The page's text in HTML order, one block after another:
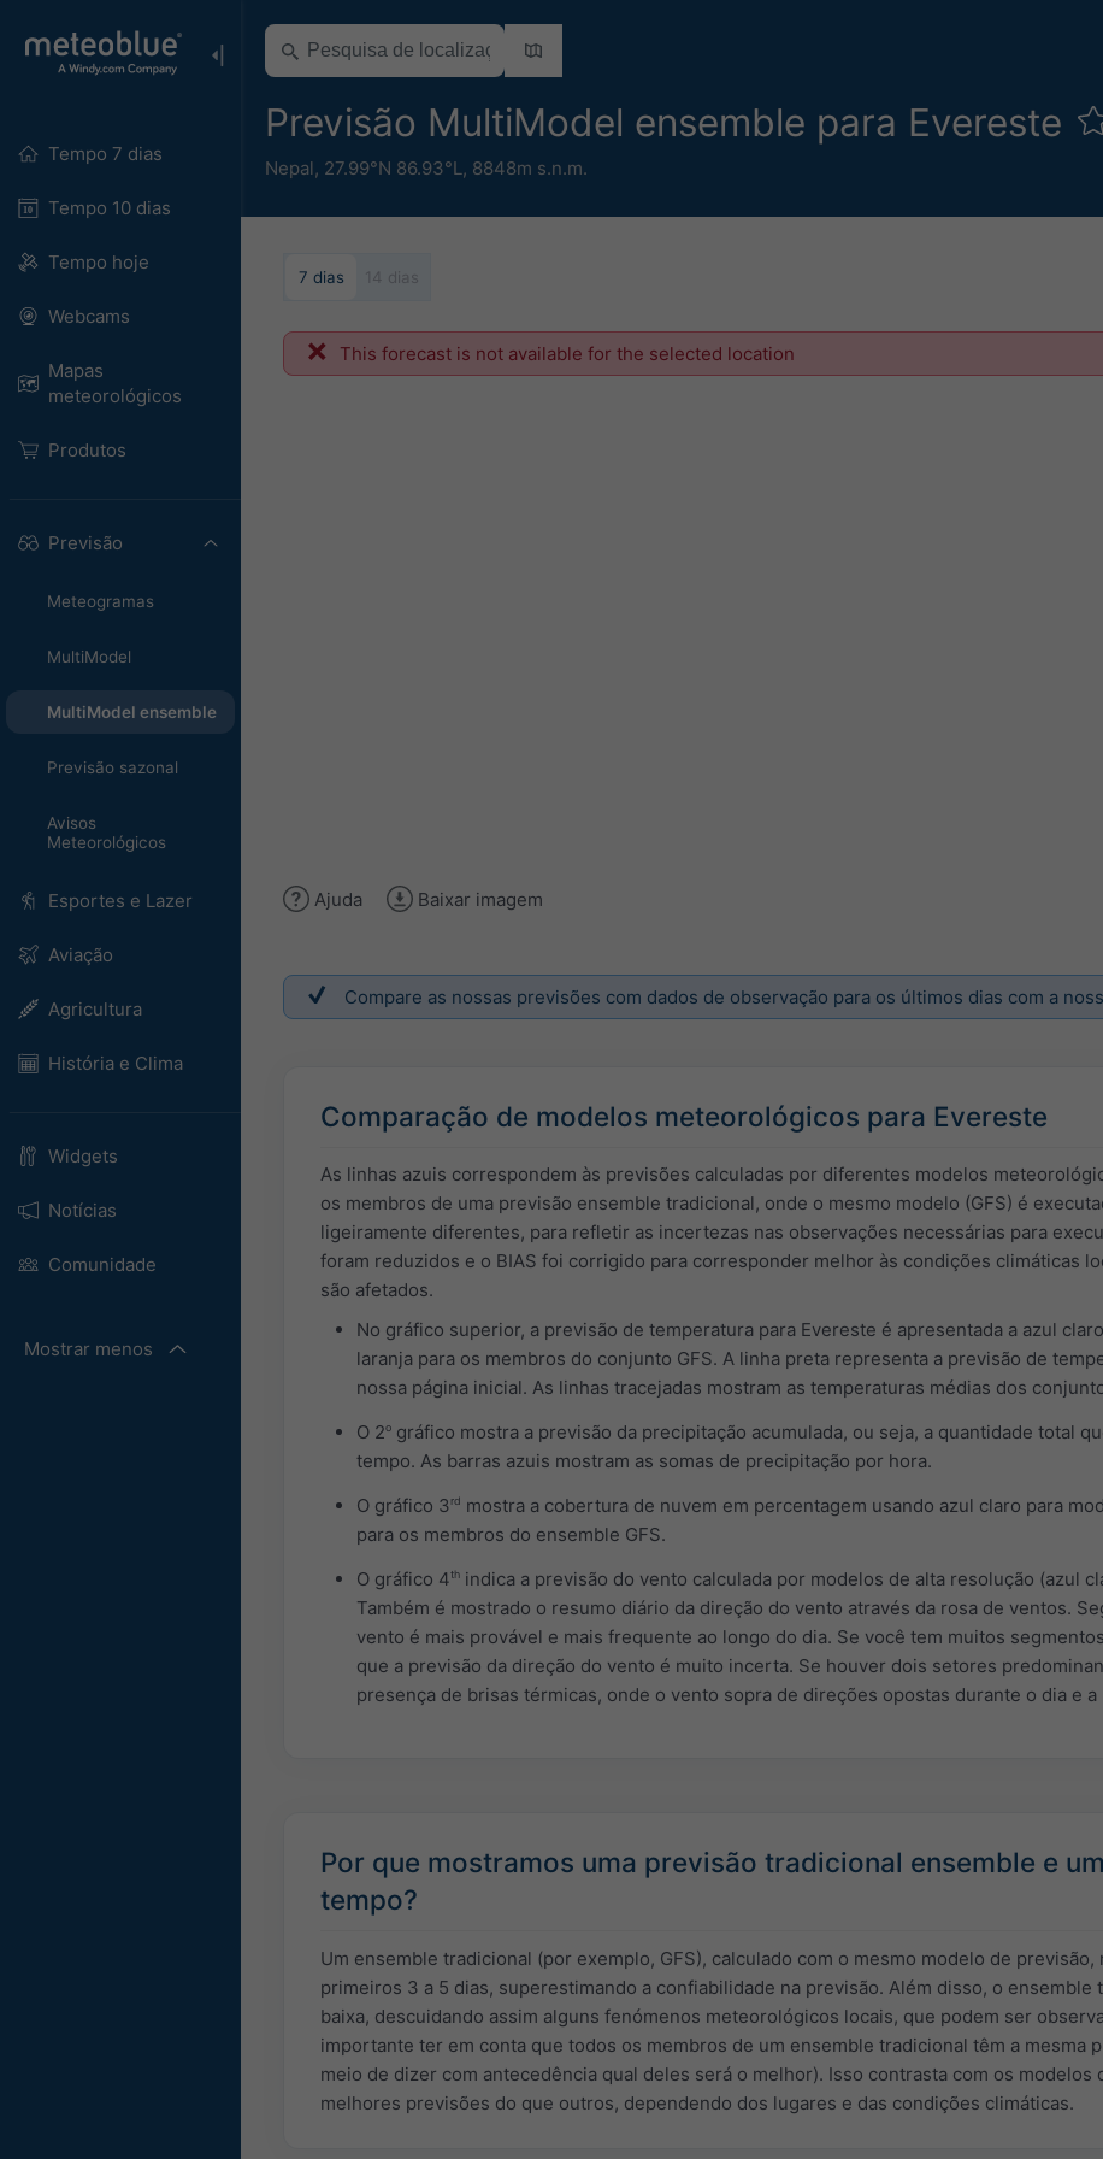
Tempo 7 dias
Tempo 10 dias
Tempo hoje
Webcams
Mapas
meteorológicos
Produtos
Previsão
Meteogramas
MultiModel
MultiModel ensemble
Previsão sazonal
Avisos
Meteorológicos
Esportes e Lazer
Aviação
Agricultura
História e Clima
Widgets
Notícias
Comunidade
Mostrar menos
Previsão MultiModel ensemble para Evereste
Nepal, 27.99°N 86.93°L, 8848m s.n.m.
7 dias 14 dias
This forecast is not available for the selected location
Ajuda Baixar imagem
Compare as nossas previsões com dados de observação para os últimos dias com a
Comparação de modelos meteorológicos para Evereste
As linhas azuis correspondem às previsões calculadas por diferentes modelos
os membros de uma previsão ensemble tradicional, onde o mesmo modelo (GFS) é
ligeiramente diferentes, para refletir as incertezas nas observações necessárias para
foram reduzidos e o BIAS foi corrigido para corresponder melhor às condições climáticas
são afetados.
No gráfico superior, a previsão de temperatura para Evereste é apresentada a azul
laranja para os membros do conjunto GFS. A linha preta representa a previsão de
nossa página inicial. As linhas tracejadas mostram as temperaturas médias dos
O 2o gráfico mostra a previsão da precipitação acumulada, ou seja, a quantidade total
tempo. As barras azuis mostram as somas de precipitação por hora.
O gráfico 3rd mostra a cobertura de nuvem em percentagem usando azul claro para
para os membros do ensemble GFS.
O gráfico 4th indica a previsão do vento calculada por modelos de alta resolução (azul
Também é mostrado o resumo diário da direção do vento através da rosa de ventos.
vento é mais provável e mais frequente ao longo do dia. Se você tem muitos
que a previsão da direção do vento é muito incerta. Se houver dois setores
presença de brisas térmicas, onde o vento sopra de direções opostas durante o dia e a
Por que mostramos uma previsão tradicional ensemble e
tempo?
Um ensemble tradicional (por exemplo, GFS), calculado com o mesmo modelo de
primeiros 3 a 5 dias, superestimando a confiabilidade na previsão. Além disso, o
baixa, descuidando assim alguns fenómenos meteorológicos locais, que podem ser
importante ter em conta que todos os membros de um ensemble tradicional têm a mesma
meio de dizer com antecedência qual deles será o melhor). Isso contrasta com os
melhores previsões do que outros, dependendo dos lugares e das condições climáticas.